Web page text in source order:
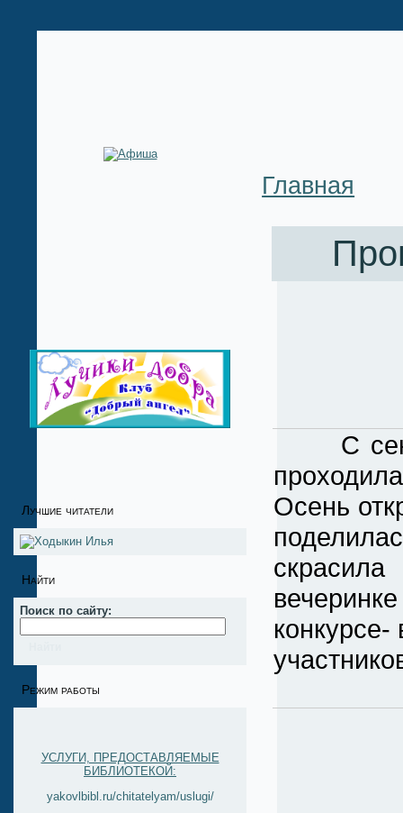
Лучшие читатели
Найти
Поиск по сайту:
Режим работы
УСЛУГИ, ПРЕДОСТАВЛЯЕМЫЕ
БИБЛИОТЕКОЙ:
yakovlbibl.ru/chitatelyam/uslugi/
Главная
С
Осень